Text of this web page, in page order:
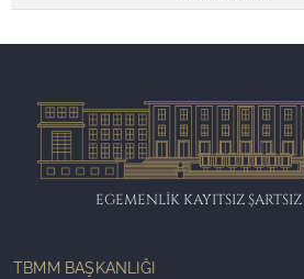
EGEMENLİK KAYITSIZ
TBMM BAŞKANLIĞI